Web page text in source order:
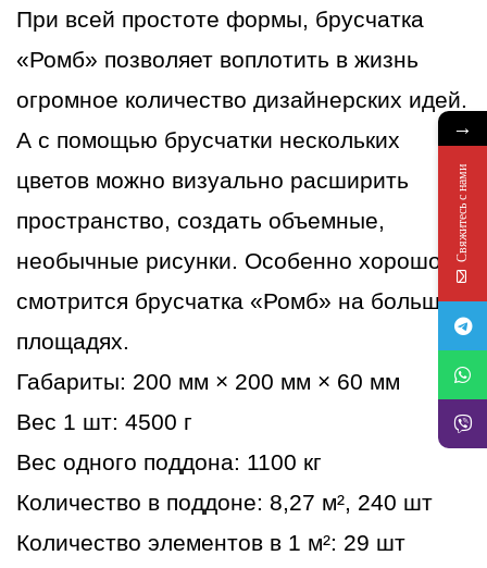
При всей простоте формы, брусчатка
«Ромб» позволяет воплотить в жизнь
огромное количество дизайнерских идей.
А с помощью брусчатки нескольких
цветов можно визуально расширить
пространство, создать объемные,
необычные рисунки. Особенно хорошо
смотрится брусчатка «Ромб» на больших
площадях.
Габариты: 200 мм × 200 мм × 60 мм
Вес 1 шт: 4500 г
Вес одного поддона: 1100 кг
Количество в поддоне: 8,27 м², 240 шт
Количество элементов в 1 м²: 29 шт
→
Свяжитесь с нами